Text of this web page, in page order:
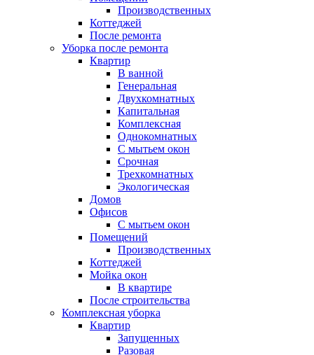
Производственных
Коттеджей
После ремонта
Уборка после ремонта
Квартир
В ванной
Генеральная
Двухкомнатных
Капитальная
Комплексная
Однокомнатных
С мытьем окон
Срочная
Трехкомнатных
Экологическая
Домов
Офисов
С мытьем окон
Помещений
Производственных
Коттеджей
Мойка окон
В квартире
После строительства
Комплексная уборка
Квартир
Запущенных
Разовая